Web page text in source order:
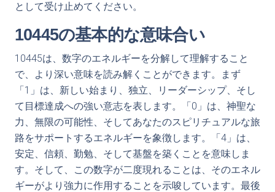
として受け止めてください。
10445の基本的な意味合い
10445は、数字のエネルギーを分解して理解すること
で、より深い意味を読み解くことができます。まず
「1」は、新しい始まり、独立、リーダーシップ、そし
て目標達成への強い意志を表します。「0」は、神聖な
力、無限の可能性、そしてあなたのスピリチュアルな旅
路をサポートするエネルギーを象徴します。「4」は、
安定、信頼、勤勉、そして基盤を築くことを意味しま
す。そして、この数字が二度現れることは、そのエネル
ギーがより強力に作用することを示唆しています。最後